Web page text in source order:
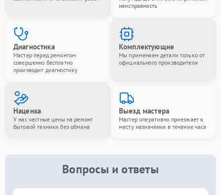
неисправность
Диагностика
Мастер перед ремонтом
совершенно бесплатно
производит диагностику
Комплектующие
Мы применяем детали только от
официального производителя
Наценка
У нас честные цены на ремонт
бытовой техники без обмана
Выезд мастера
Мастер оперативно приезжает к
месту назначения в течение часа
Вопросы и ответы